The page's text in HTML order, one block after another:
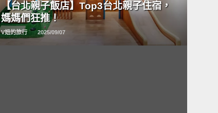
【台北親子飯店】Top3台北親子住宿，
媽媽們狂推！
V妞的旅行 2025/09/07